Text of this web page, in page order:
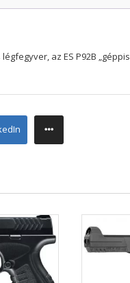
légfegyver, az ES P92B